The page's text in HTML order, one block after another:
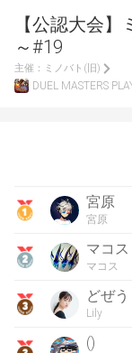
【公認大会
～#19
主催： ミノバト(旧)
DUEL MASTERS
宮原
宮原
マコス
マコス
どぜう
Lily
()